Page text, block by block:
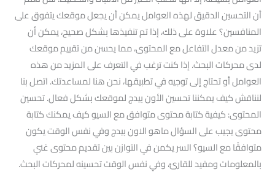
أن التحسين الدقيق لهذه العوامل يمكن أن يجعل موقعك يتفوق على
المنافسين؟ علاوة على ذلك، إذا تم تنفيذها بشكل صحيح، يمكن أن
تزيد من معدل التفاعل مع المحتوى، مما يحسن من تقييم موقعك
لدى محركات البحث. إذا كنت ترغب في التعرف على المزيد من هذه
العوامل أو تحتاج إلى توجيه في تطبيقها، نحن هنا لمساعدتك. اتصل بنا
لنناقش كيف يمكننا تحسين الأون بيدج لموقعك بشكل فعال. تحسين
المحتوى: كيفية كتابة محتوى متوافق مع السيو كيف يمكنك كتابة
محتوى يجيب على السؤال ماهو الاون بيدج وفي نفس الوقت يكون
متوافقًا مع السيو؟ السر يكمن في التوازن بين تقديم محتوى غني
بالمعلومات ومفيد للقارئ، وفي نفس الوقت تحسينه لمحركات البحث.